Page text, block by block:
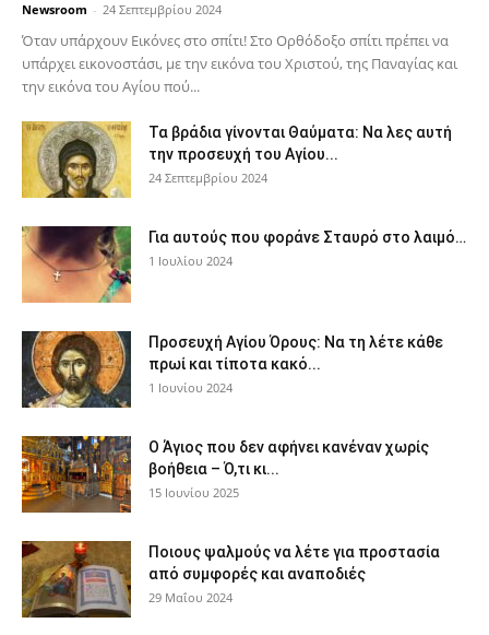
Newsroom - 24 Σεπτεμβρίου 2024
Όταν υπάρχουν Εικόνες στο σπίτι! Στο Ορθόδοξο σπίτι πρέπει να
υπάρχει εικονοστάσι, με την εικόνα του Χριστού, της Παν­αγίας και
την εικόνα του Αγίου πού...
Τα βράδια γίνονται Θαύματα: Να λες αυτή
την προσευχή του Αγίου...
24 Σεπτεμβρίου 2024
Για αυτούς που φοράνε Σταυρό στο λαιμό…
1 Ιουλίου 2024
Προσευχή Αγίου Όρους: Να τη λέτε κάθε
πρωί και τίποτα κακό...
1 Ιουνίου 2024
Ο Άγιος που δεν αφήνει κανέναν χωρίς
βοήθεια – Ό,τι κι...
15 Ιουνίου 2025
Ποιους ψαλμούς να λέτε για προστασία
από συμφορές και αναποδιές
29 Μαΐου 2024